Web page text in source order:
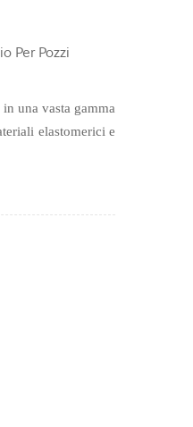
Per Pozzi
una vasta gamma
elastomerici e